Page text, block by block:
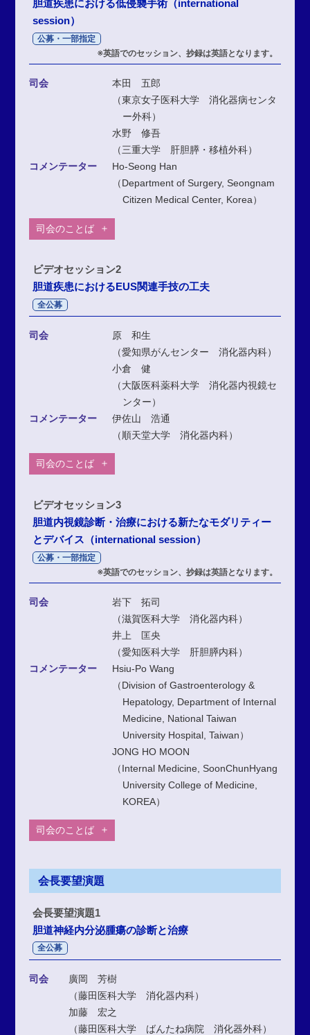
胆道疾患における低侵襲手術（international
session）
公募・一部指定
※英語でのセッション、抄録は英語となります。
司会
本田 五郎
（東京女子医科大学 消化器病センタ
ー外科）
水野 修吾
（三重大学 肝胆膵・移植外科）
コメンテーター
Ho-Seong Han
（Department of Surgery, Seongnam
Citizen Medical Center, Korea）
司会のことば
ビデオセッション2
胆道疾患におけるEUS関連手技の工夫
全公募
司会
原 和生
（愛知県がんセンター 消化器内科）
小倉 健
（大阪医科薬科大学 消化器内視鏡セ
ンター）
コメンテーター
伊佐山 浩通
（順天堂大学 消化器内科）
司会のことば
ビデオセッション3
胆道内視鏡診断・治療における新たなモダリティー
とデバイス（international session）
公募・一部指定
※英語でのセッション、抄録は英語となります。
司会
岩下 拓司
（滋賀医科大学 消化器内科）
井上 匡央
（愛知医科大学 肝胆膵内科）
コメンテーター
Hsiu-Po Wang
（Division of Gastroenterology &
Hepatology, Department of Internal
Medicine, National Taiwan
University Hospital, Taiwan）
JONG HO MOON
（Internal Medicine, SoonChunHyang
University College of Medicine,
KOREA）
司会のことば
会長要望演題
会長要望演題1
胆道神経内分泌腫瘍の診断と治療
全公募
司会
廣岡 芳樹
（藤田医科大学 消化器内科）
加藤 宏之
（藤田医科大学 ばんたね病院 消化器外科）